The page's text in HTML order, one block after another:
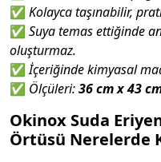
✅ Kolayca taşınabilir,
✅ Suya temas ettiğinde
oluşturmaz.
✅İçeriğinde kimyasal
✅ Ölçüleri:36 cm x 43
Okinox Suda
Örtüsü Nerelerde